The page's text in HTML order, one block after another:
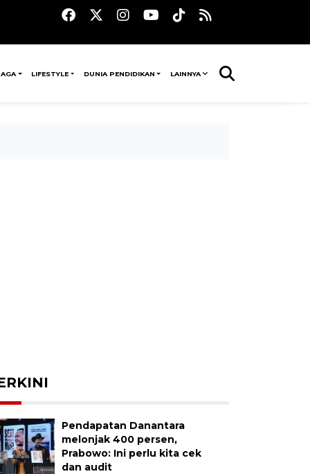
LIFESTYLE DUNIA PENDIDIKAN LAINNYA
Pendapatan Danantara
melonjak 400 persen,
Prabowo: Ini perlu kita cek
dan audit